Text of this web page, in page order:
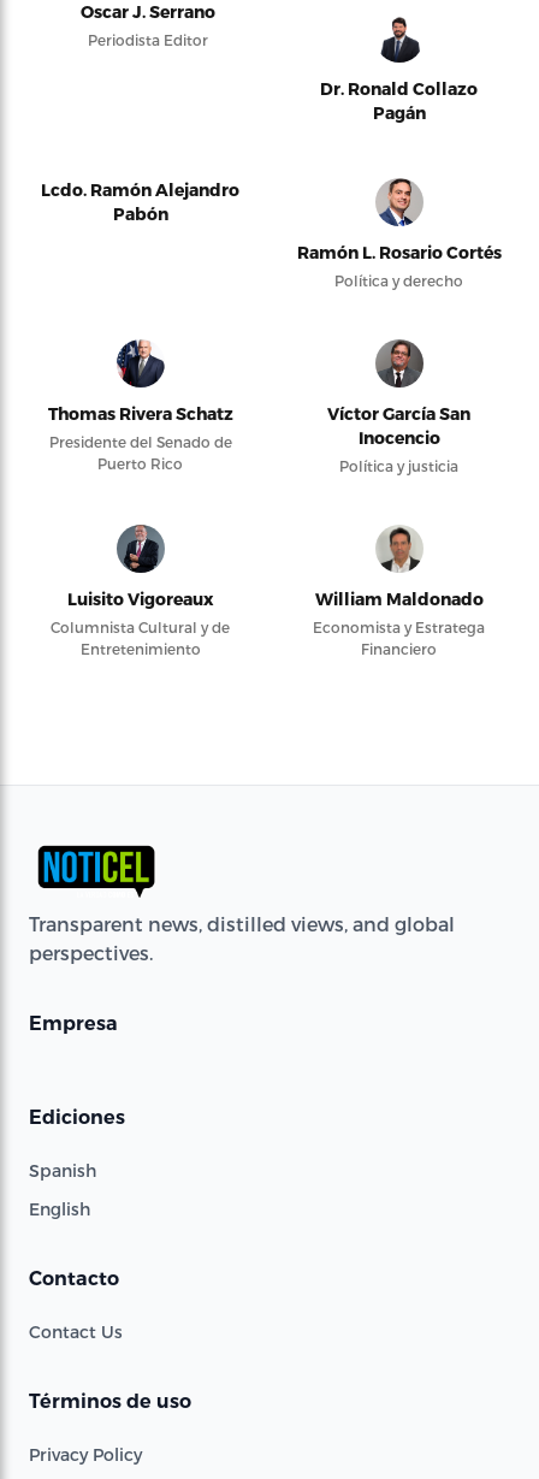
Oscar J. Serrano
Periodista Editor
Dr. Ronald Collazo
Pagán
Lcdo. Ramón Alejandro
Pabón
Ramón L. Rosario Cortés
Política y derecho
Thomas Rivera Schatz
Presidente del Senado de
Puerto Rico
Víctor García San
Inocencio
Política y justicia
Luisito Vigoreaux
Columnista Cultural y de
Entretenimiento
William Maldonado
Economista y Estratega
Financiero
Transparent news, distilled views, and global
perspectives.
Empresa
Ediciones
Spanish
English
Contacto
Contact Us
Términos de uso
Privacy Policy